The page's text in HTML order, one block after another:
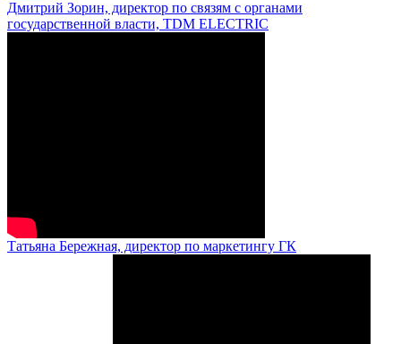
Дмитрий Зорин, директор по связям с органами
государственной власти, TDM ELECTRIC
Татьяна Бережная, директор по маркетингу ГК